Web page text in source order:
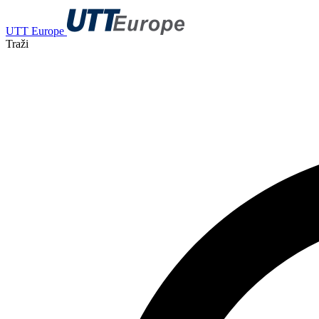
UTT Europe
Traži